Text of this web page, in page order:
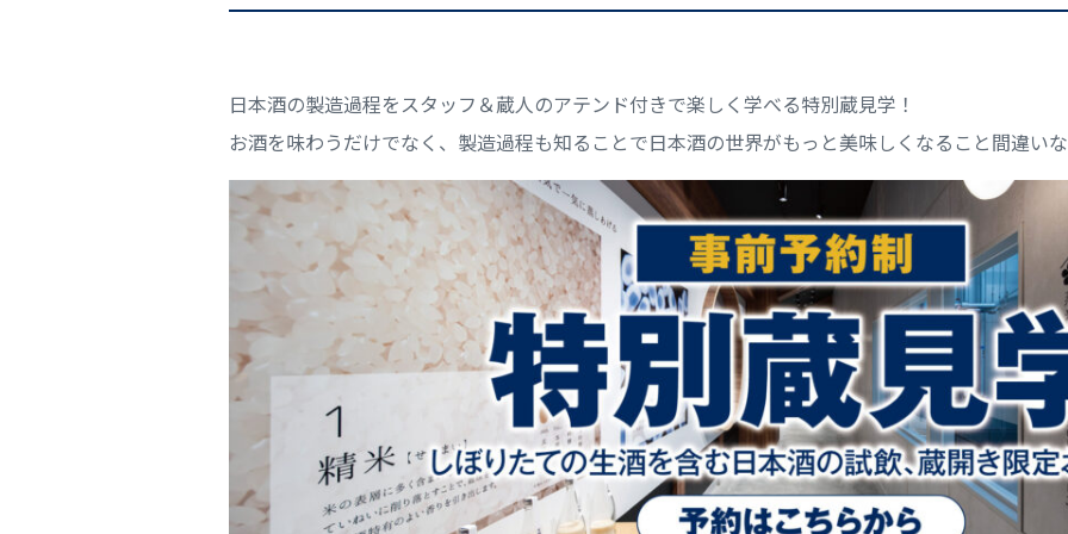
日本酒の製造過程をスタッフ＆蔵人のアテンド付きで楽しく学べる特別蔵見学！
お酒を味わうだけでなく、製造過程も知ることで日本酒の世界がもっと美味しくなること間違い